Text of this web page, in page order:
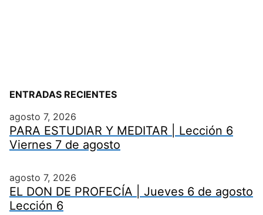
ENTRADAS RECIENTES
agosto 7, 2026
PARA ESTUDIAR Y MEDITAR | Lección 6
Viernes 7 de agosto
agosto 7, 2026
EL DON DE PROFECÍA | Jueves 6 de agosto
Lección 6